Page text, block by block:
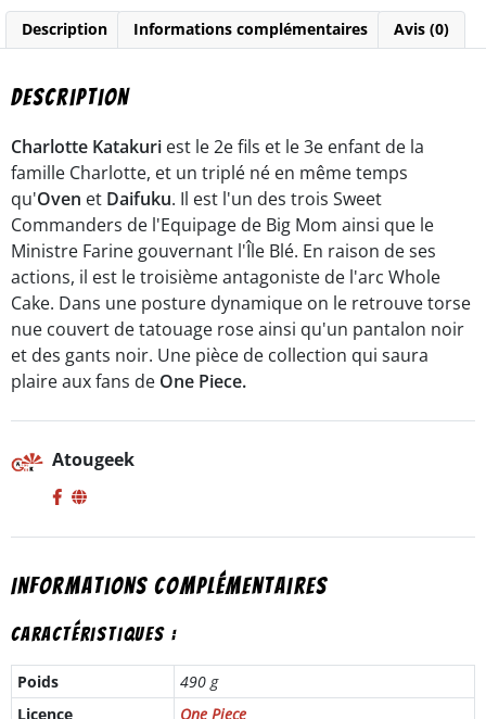
-
Impregnable
sword
lot
Description Informations complémentaires Avis (0)
Description
Charlotte Katakuri est le 2e fils et le 3e enfant de la
famille Charlotte, et un triplé né en même temps
qu'Oven et Daifuku. Il est l'un des trois Sweet
Commanders de l'Equipage de Big Mom ainsi que le
Ministre Farine gouvernant l'Île Blé. En raison de ses
actions, il est le troisième antagoniste de l'arc Whole
Cake. Dans une posture dynamique on le retrouve torse
nue couvert de tatouage rose ainsi qu'un pantalon noir
et des gants noir. Une pièce de collection qui saura
plaire aux fans de One Piece.
Atougeek
Informations complémentaires
Caractéristiques :
Poids
490 g
Licence
One Piece